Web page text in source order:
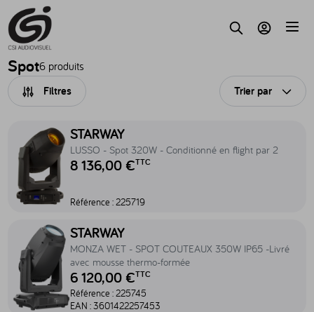
Accèder au contenu RechercheMon compte
Spot6 produits
Filtres Trier par
Accéder au produit LUSSO - Spot 320W - Conditionné en flight par
STARWAY
LUSSO - Spot 320W - Conditionné en flight par 2
8 136,00 €TTC
Référence :225719
Accéder au produit MONZA WET - SPOT COUTEAUX 350W
STARWAY
MONZA WET - SPOT COUTEAUX 350W IP65 -Livré
avec mousse thermo-formée
6 120,00 €TTC
Référence :225745
EAN :3601422257453